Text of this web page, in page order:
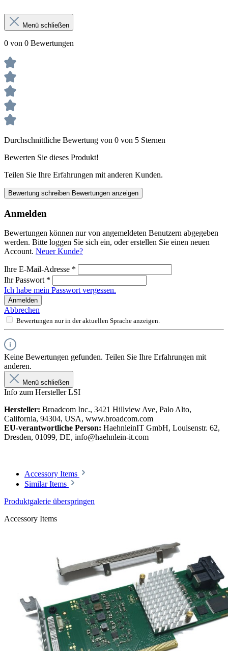
Menü schließen
0 von 0 Bewertungen
Durchschnittliche Bewertung von 0 von 5 Sternen
Bewerten Sie dieses Produkt!
Teilen Sie Ihre Erfahrungen mit anderen Kunden.
Bewertung schreiben Bewertungen anzeigen
Anmelden
Bewertungen können nur von angemeldeten Benutzern abgegeben
werden. Bitte loggen Sie sich ein, oder erstellen Sie einen neuen
Account. Neuer Kunde?
Ihre E-Mail-Adresse *
Ihr Passwort *
Ich habe mein Passwort vergessen.
Anmelden
Abbrechen
Bewertungen nur in der aktuellen Sprache anzeigen.
Keine Bewertungen gefunden. Teilen Sie Ihre Erfahrungen mit
anderen.
Menü schließen
Info zum Hersteller LSI
Hersteller: Broadcom Inc., 3421 Hillview Ave, Palo Alto,
California, 94304, USA, www.broadcom.com
EU-verantwortliche Person: HaehnleinIT GmbH, Louisenstr. 62,
Dresden, 01099, DE, info@haehnlein-it.com
Accessory Items
Similar Items
Produktgalerie überspringen
Accessory Items